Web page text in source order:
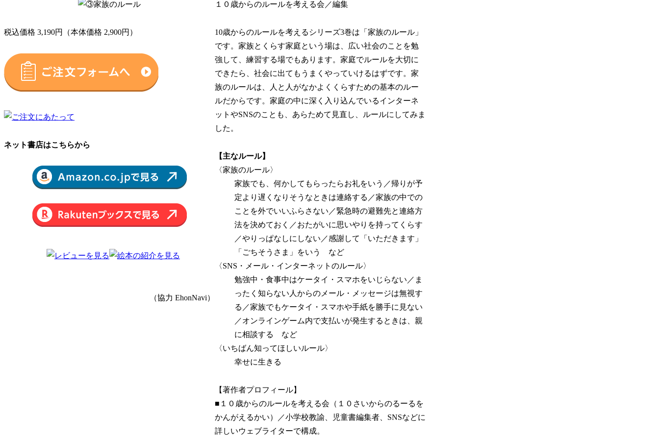
税込価格 3,190円（本体価格 2,900円）
ネット書店はこちらから
（協力 EhonNavi）
１０歳からのルールを考える会／編集
10歳からのルールを考えるシリーズ3巻は「家族のルール」
です。家族とくらす家庭という場は、広い社会のことを勉
強して、練習する場でもあります。家庭でルールを大切に
できたら、社会に出てもうまくやっていけるはずです。家
族のルールは、人と人がなかよくくらすための基本のルー
ルだからです。家庭の中に深く入り込んでいるインターネ
ットやSNSのことも、あらためて見直し、ルールにしてみま
した。
【主なルール】
〈家族のルール〉
家族でも、何かしてもらったらお礼をいう／帰りが予
定より遅くなりそうなときは連絡する／家族の中での
ことを外でいいふらさない／緊急時の避難先と連絡方
法を決めておく／おたがいに思いやりを持ってくらす
／やりっぱなしにしない／感謝して「いただきます」
「ごちそうさま」をいう など
〈SNS・メール・インターネットのルール〉
勉強中・食事中はケータイ・スマホをいじらない／ま
ったく知らない人からのメール・メッセージは無視す
る／家族でもケータイ・スマホや手紙を勝手に見ない
／オンラインゲーム内で支払いが発生するときは、親
に相談する など
〈いちばん知ってほしいルール〉
幸せに生きる
【著作者プロフィール】
■１０歳からのルールを考える会（１０さいからのるーるを
かんがえるかい）／小学校教諭、児童書編集者、SNSなどに
詳しいウェブライターで構成。